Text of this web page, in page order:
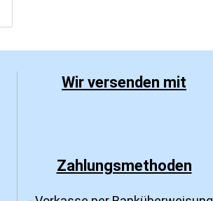
Wir versenden mit
Zahlungsmethoden